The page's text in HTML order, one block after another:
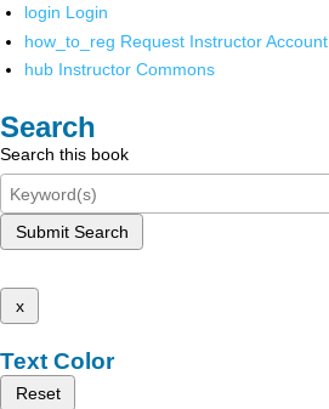
login Login
how_to_reg Request Instructor Account
hub Instructor Commons
Search
Search this book
Submit Search
x
Text Color
Reset